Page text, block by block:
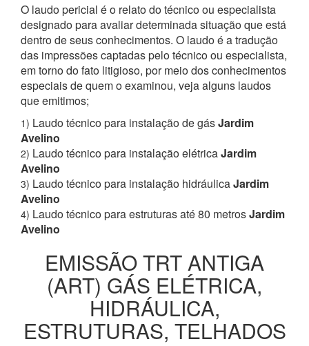
O laudo pericial é o relato do técnico ou especialista
designado para avaliar determinada situação que está
dentro de seus conhecimentos. O laudo é a tradução
das impressões captadas pelo técnico ou especialista,
em torno do fato litigioso, por meio dos conhecimentos
especiais de quem o examinou, veja alguns laudos
que emitimos;
1) Laudo técnico para instalação de gásJardim
Avelino
2) Laudo técnico para instalação elétricaJardim
Avelino
3) Laudo técnico para instalação hidráulicaJardim
Avelino
4) Laudo técnico para estruturas até 80 metrosJardim
Avelino
EMISSÃO TRT ANTIGA
(ART) GÁS ELÉTRICA,
HIDRÁULICA,
ESTRUTURAS, TELHADOS